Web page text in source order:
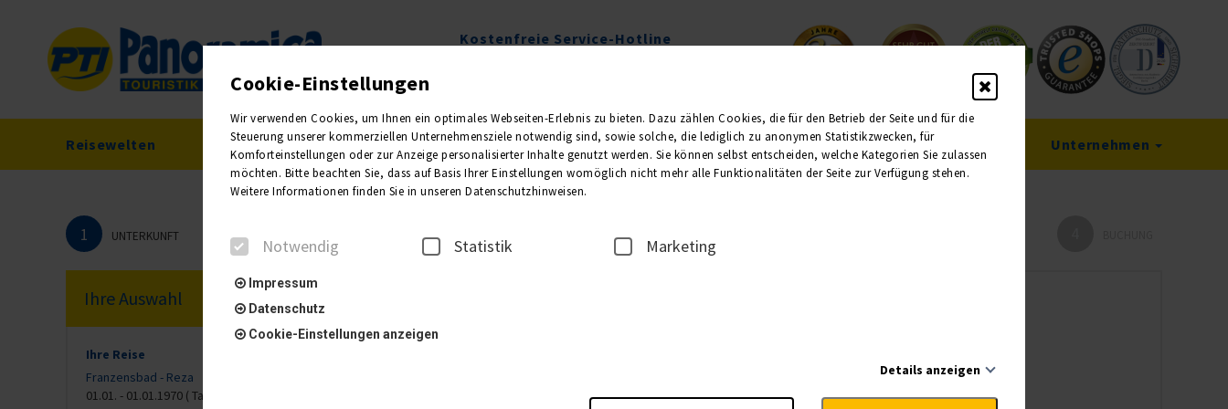
Kostenfreie Service-Hotline
Reisewelten Reisekalender Newsletter Kataloge Service Unternehmen
1 UNTERKUNFT REISEANMELDER
Bitte wählen Sie die Anzahl der gewünschten Zimmer:
Ihre Auswahl
Ihre Reise
Franzensbad - Reza
01.01. - 01.01.1970 ( Tag)
Cookie-Einstellungen
Wir verwenden Cookies, um Ihnen ein optimales Webseiten-Erlebnis zu bieten. Dazu zählen Cookies, die für den Betrieb der Seite und für die
Steuerung unserer kommerziellen Unternehmensziele notwendig sind, sowie solche, die lediglich zu anonymen Statistikzwecken, für
Komforteinstellungen oder zur Anzeige personalisierter Inhalte genutzt werden. Sie können selbst entscheiden, welche Kategorien Sie zulassen
möchten. Bitte beachten Sie, dass auf Basis Ihrer Einstellungen womöglich nicht mehr alle Funktionalitäten der Seite zur Verfügung stehen.
Weitere Informationen finden Sie in unseren Datenschutzhinweisen.
Notwendig Statistik Marketing
Impressum
Datenschutz
Cookie-Einstellungen anzeigen
Details anzeigen